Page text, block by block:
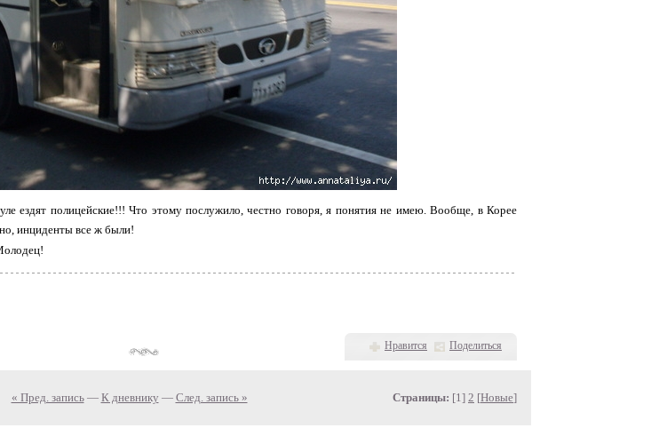
ездят полицейские!!! Что этому послужило, честно говоря, я понятия не имею. Вообще, в Корее
инциденты все ж были!
Нравится Поделиться
« Пред. запись— К дневнику — След. запись » Страницы: [1] 2 [Новые]